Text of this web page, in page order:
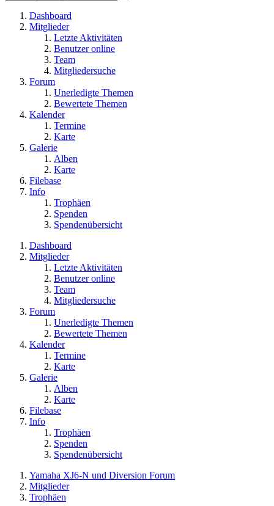
Dashboard
Mitglieder
Letzte Aktivitäten
Benutzer online
Team
Mitgliedersuche
Forum
Unerledigte Themen
Bewertete Themen
Kalender
Termine
Karte
Galerie
Alben
Karte
Filebase
Info
Trophäen
Spenden
Spendenübersicht
Dashboard
Mitglieder
Letzte Aktivitäten
Benutzer online
Team
Mitgliedersuche
Forum
Unerledigte Themen
Bewertete Themen
Kalender
Termine
Karte
Galerie
Alben
Karte
Filebase
Info
Trophäen
Spenden
Spendenübersicht
Yamaha XJ6-N und Diversion Forum
Mitglieder
Trophäen